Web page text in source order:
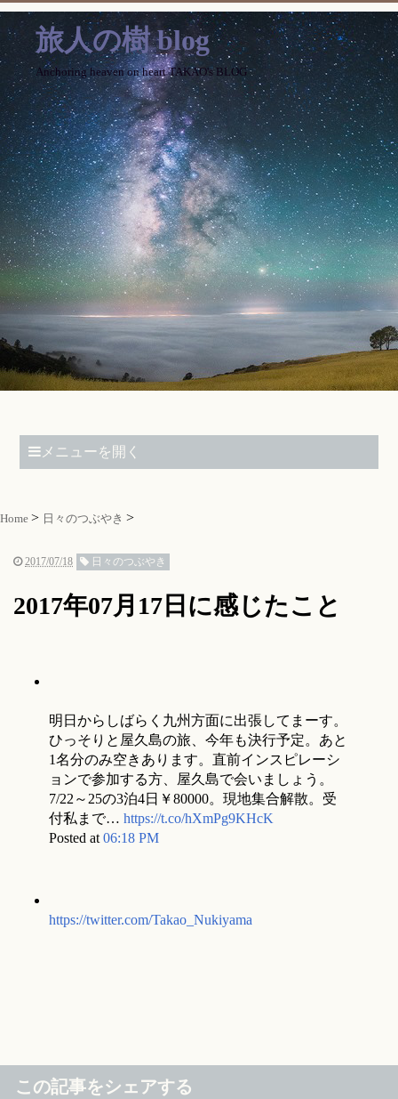
旅人の樹 blog
Anchoring heaven on heart TAKAO's BLOG
メニューを開く
Home 日々のつぶやき
2017/07/18 日々のつぶやき
2017年07月17日に感じたこと
明日からしばらく九州方面に出張してまーす。
ひっそりと屋久島の旅、今年も決行予定。あと
1名分のみ空きあります。直前インスピレーシ
ョンで参加する方、屋久島で会いましょう。
7/22～25の3泊4日￥80000。現地集合解散。受
付私まで… https://t.co/hXmPg9KHcK
Posted at 06:18 PM
https://twitter.com/Takao_Nukiyama
この記事をシェアする